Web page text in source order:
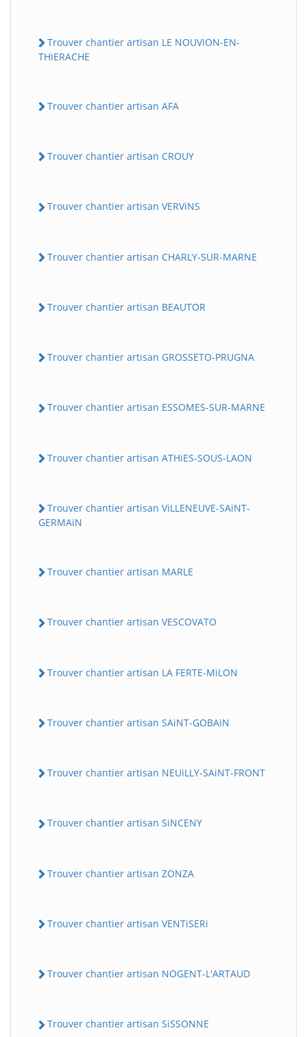
Trouver chantier artisan LE NOUViON-EN-
THiERACHE
Trouver chantier artisan AFA
Trouver chantier artisan CROUY
Trouver chantier artisan VERViNS
Trouver chantier artisan CHARLY-SUR-MARNE
Trouver chantier artisan BEAUTOR
Trouver chantier artisan GROSSETO-PRUGNA
Trouver chantier artisan ESSOMES-SUR-MARNE
Trouver chantier artisan ATHiES-SOUS-LAON
Trouver chantier artisan ViLLENEUVE-SAiNT-
GERMAiN
Trouver chantier artisan MARLE
Trouver chantier artisan VESCOVATO
Trouver chantier artisan LA FERTE-MiLON
Trouver chantier artisan SAiNT-GOBAiN
Trouver chantier artisan NEUiLLY-SAiNT-FRONT
Trouver chantier artisan SiNCENY
Trouver chantier artisan ZONZA
Trouver chantier artisan VENTiSERi
Trouver chantier artisan NOGENT-L'ARTAUD
Trouver chantier artisan SiSSONNE